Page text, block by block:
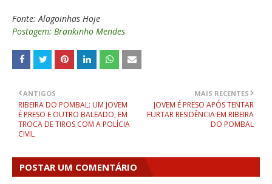
Fonte: Alagoinhas Hoje
Postagem: Brankinho Mendes
MAIS RECENTES
JOVEM É PRESO APÓS TENTAR
FURTAR RESIDÊNCIA EM RIBEIRA
DO POMBAL
ANTIGOS
RIBEIRA DO POMBAL: UM JOVEM
É PRESO E OUTRO BALEADO, EM
TROCA DE TIROS COM A POLÍCIA
CIVIL
POSTAR UM COMENTÁRIO